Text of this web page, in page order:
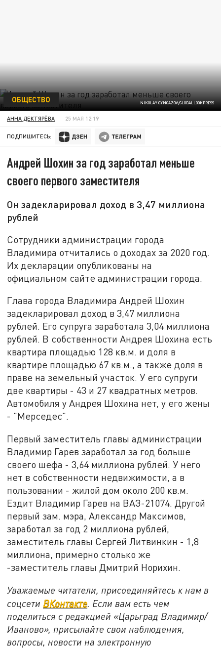
NIKOLAY GYNGAZOV/GLOBALLOOKPRESS
ОБЩЕСТВО
АННА ДЕКТЯРЁВА 25 МАЯ 12:19
ПОДПИШИТЕСЬ:
Андрей Шохин за год заработал меньше
своего первого заместителя
Он задекларировал доход в 3,47 миллиона
рублей
Сотрудники администрации города
Владимира отчитались о доходах за 2020 год.
Их декларации опубликованы на
официальном сайте администрации города.
Глава города Владимира Андрей Шохин
задекларировал доход в 3,47 миллиона
рублей. Его супруга заработала 3,04 миллиона
рублей. В собственности Андрея Шохина есть
квартира площадью 128 кв.м. и доля в
квартире площадью 67 кв.м., а также доля в
праве на земельный участок. У его супруги
две квартиры - 43 и 27 квадратных метров.
Автомобиля у Андрея Шохина нет, у его жены
- "Мерседес".
Первый заместитель главы администрации
Владимир Гарев заработал за год больше
своего шефа - 3,64 миллиона рублей. У него
нет в собственности недвижимости, а в
пользовании - жилой дом около 200 кв.м.
Ездит Владимир Гарев на ВАЗ-21074. Другой
первый зам. мэра, Александр Максимов,
заработал за год 2 миллиона рублей,
заместитель главы Сергей Литвинкин - 1,8
миллиона, примерно столько же
-заместитель главы Дмитрий Норихин.
Уважаемые читатели, присоединяйтесь к нам в
соцсети ВКонтакте. Если вам есть чем
поделиться с редакцией «Царьград Владимир/
Иваново», присылайте свои наблюдения,
вопросы, новости на электронную